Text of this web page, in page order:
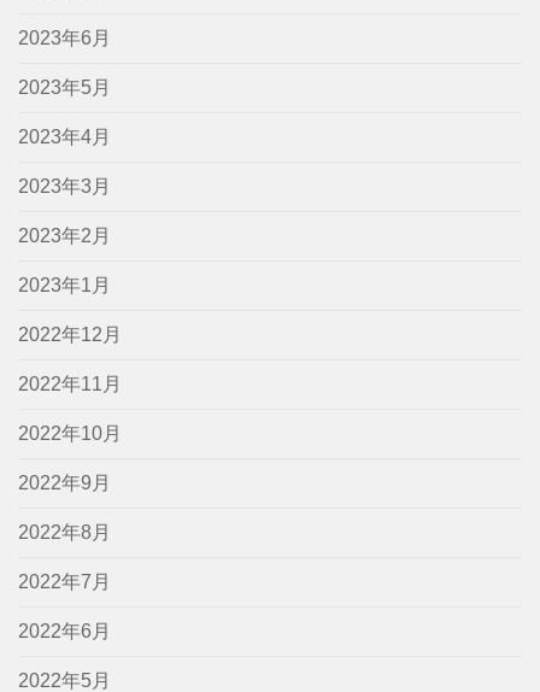
2023年6月
2023年5月
2023年4月
2023年3月
2023年2月
2023年1月
2022年12月
2022年11月
2022年10月
2022年9月
2022年8月
2022年7月
2022年6月
2022年5月